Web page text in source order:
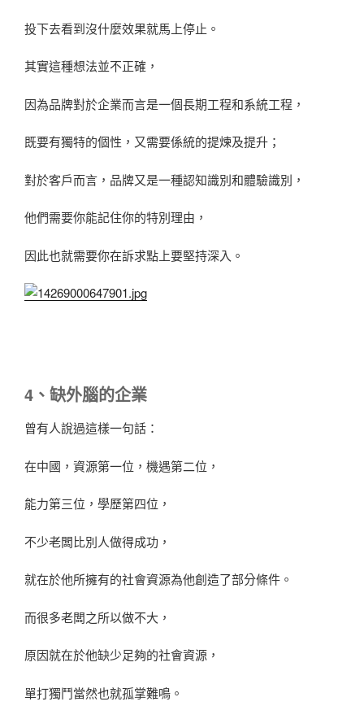
投下去看到沒什麼效果就馬上停止。
其實這種想法並不正確，
因為品牌對於企業而言是一個長期工程和系統工程，
既要有獨特的個性，又需要係統的提煉及提升；
對於客戶而言，品牌又是一種認知識別和體驗識別，
他們需要你能記住你的特別理由，
因此也就需要你在訴求點上要堅持深入。
4、缺外腦的企業
曾有人說過這樣一句話：
在中國，資源第一位，機遇第二位，
能力第三位，學歷第四位，
不少老闆比別人做得成功，
就在於他所擁有的社會資源為他創造了部分條件。
而很多老闆之所以做不大，
原因就在於他缺少足夠的社會資源，
單打獨鬥當然也就孤掌難鳴。